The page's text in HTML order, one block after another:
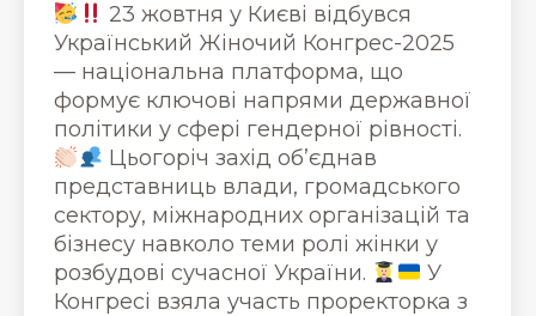
23 жовтня у Києві відбувся
Український Жіночий Конгрес-2025
— національна платформа, що
формує ключові напрями державної
політики у сфері гендерної рівності.
Цьогоріч захід об’єднав
представниць влади, громадського
сектору, міжнародних організацій та
бізнесу навколо теми ролі жінки у
розбудові сучасної України.
У
Конгресі взяла участь проректорка з